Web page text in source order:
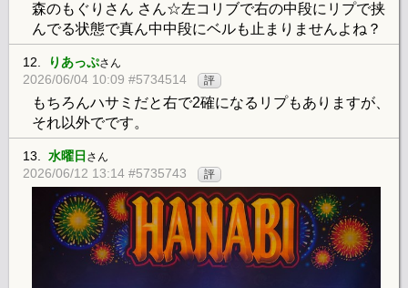
森のもぐりさん さん☆左コリブで右の中段にリプで挟
んでる状態で真ん中中段にベルも止まりませんよね？
12. りあっぷさん
2026/06/04 10:09 #5734514 評
もちろんハサミだと右で2確になるリプもありますが、
それ以外でです。
13. 水曜日 さん
2026/06/12 13:14 #5735743 評